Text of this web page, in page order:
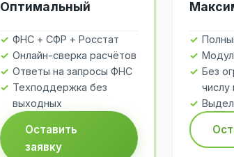
Оптимальный
ФНС + СФР + Росстат
Онлайн-сверка расчётов
Ответы на запросы ФНС
Техподдержка без
выходных
Оставить
заявку
Без
числу